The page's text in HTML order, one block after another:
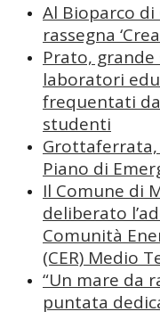
Al Bioparco
rassegna
Prato, grande
laboratori
frequentati
studenti
Piano di
Il Comune di
deliberato
Comunità
(CER) Medio
“Un mare da
puntata